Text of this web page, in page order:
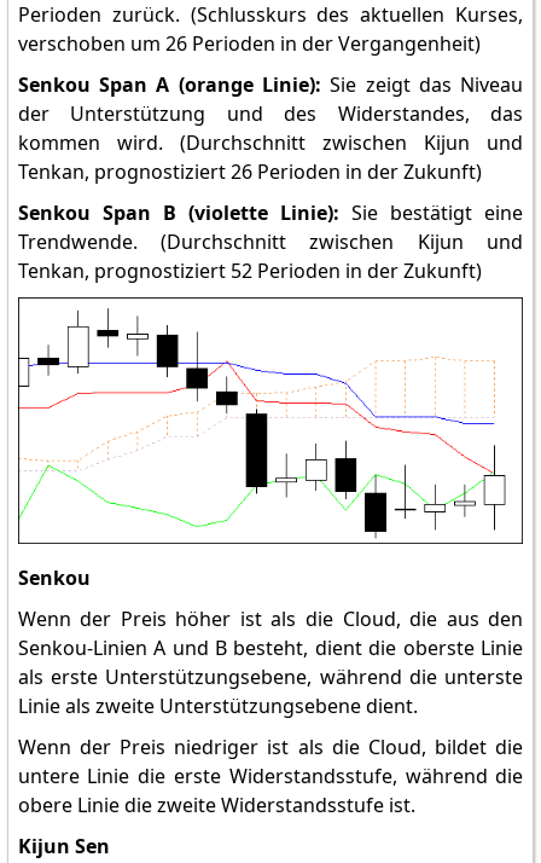
Perioden zurück. (Schlusskurs des aktuellen Kurses,
verschoben um 26 Perioden in der Vergangenheit)
Senkou Span A (orange Linie): Sie zeigt das Niveau
der Unterstützung und des Widerstandes, das
kommen wird. (Durchschnitt zwischen Kijun und
Tenkan, prognostiziert 26 Perioden in der Zukunft)
Senkou Span B (violette Linie): Sie bestätigt eine
Trendwende. (Durchschnitt zwischen Kijun und
Tenkan, prognostiziert 52 Perioden in der Zukunft)
Senkou
Wenn der Preis höher ist als die Cloud, die aus den
Senkou-Linien A und B besteht, dient die oberste Linie
als erste Unterstützungsebene, während die unterste
Linie als zweite Unterstützungsebene dient.
Wenn der Preis niedriger ist als die Cloud, bildet die
untere Linie die erste Widerstandsstufe, während die
obere Linie die zweite Widerstandsstufe ist.
Kijun Sen